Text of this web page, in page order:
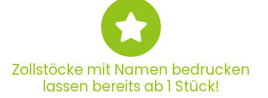
Zollstöcke mit Namen bedrucken
lassen bereits ab 1 Stück!